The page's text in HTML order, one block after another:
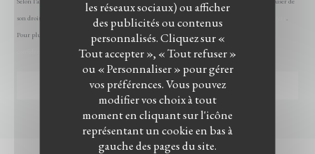
les réseaux sociaux) ou afficher
des publicités ou contenus
personnalisés. Cliquez sur «
Tout accepter », « Tout refuser »
ou « Personnaliser » pour gérer
vos préférences. Vous pouvez
modifier vos choix à tout
moment en cliquant sur l'icône
représentant un cookie en bas à
gauche des pages du site.
son droit à s'inscrire sur la liste d'opposition au démarchage téléphonique Bloctel :
.
Pour plus d'informations sur le traitement de vos données, consultez notre
LE BISTROT DU WITLOOF